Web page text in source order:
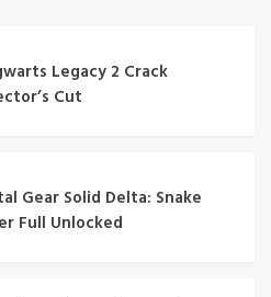
Legacy 2 Crack
Cut
Gear Solid Delta: Snake
Full Unlocked